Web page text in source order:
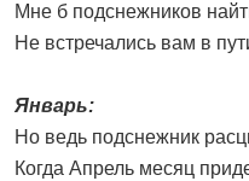
Мне б подснежников
Не встречались вам в
Январь:
Но ведь подснежник
Когда Апрель месяц